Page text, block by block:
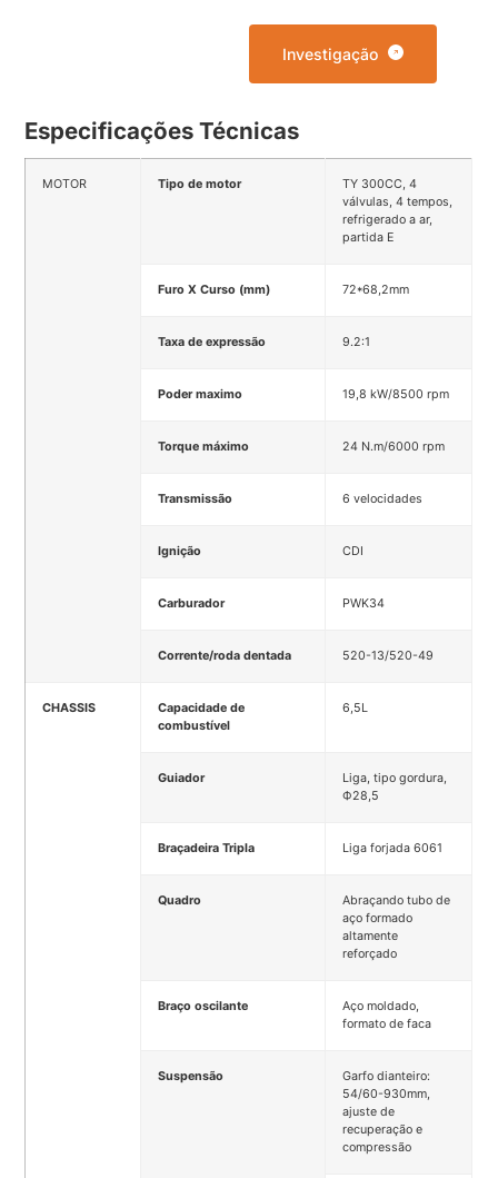
Investigação
Especificações Técnicas
MOTOR Tipo de motor
TY 300CC, 4
válvulas, 4 tempos,
refrigerado a ar,
partida E
Furo X Curso (mm) 72*68,2mm
Taxa de expressão 9.2:1
Poder maximo 19,8 kW/8500 rpm
Torque máximo 24 N.m/6000 rpm
Transmissão 6 velocidades
Ignição CDI
Carburador PWK34
Corrente/roda dentada 520-13/520-49
CHASSIS
Capacidade de
combustível
6,5L
Guiador
Liga, tipo gordura,
Ф28,5
Braçadeira Tripla Liga forjada 6061
Quadro
Abraçando tubo de
aço formado
altamente
reforçado
Braço oscilante
Aço moldado,
formato de faca
Suspensão
Garfo dianteiro:
54/60-930mm,
ajuste de
recuperação e
compressão